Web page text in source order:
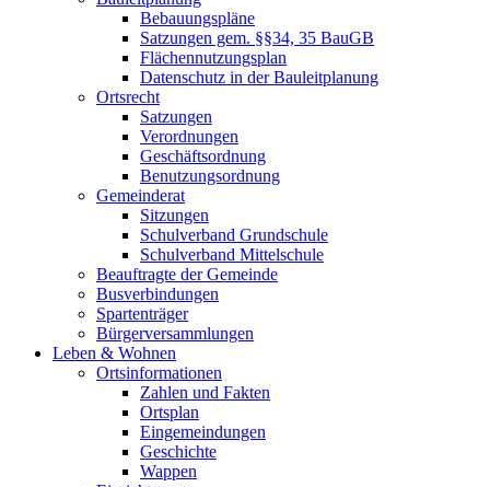
Bebauungspläne
Satzungen gem. §§34, 35 BauGB
Flächennutzungsplan
Datenschutz in der Bauleitplanung
Ortsrecht
Satzungen
Verordnungen
Geschäftsordnung
Benutzungsordnung
Gemeinderat
Sitzungen
Schulverband Grundschule
Schulverband Mittelschule
Beauftragte der Gemeinde
Busverbindungen
Spartenträger
Bürgerversammlungen
Leben & Wohnen
Ortsinformationen
Zahlen und Fakten
Ortsplan
Eingemeindungen
Geschichte
Wappen